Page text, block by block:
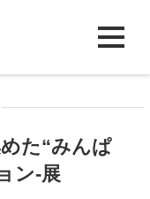
た“みんぱ
ン-展